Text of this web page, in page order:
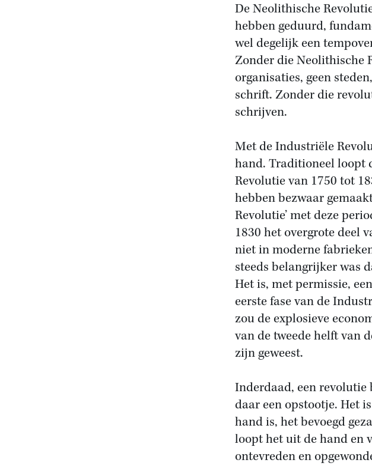
De Neolithische
hebben geduurd,
wel degelijk een
Zonder die Neolithische
organisaties, geen
schrift. Zonder die
schrijven.
Met de Industriële
hand. Traditioneel loopt
Revolutie van 1750 tot
hebben bezwaar
Revolutie’ met deze
1830 het overgrote deel
niet in moderne
steeds belangrijker was
Het is, met permissie,
eerste fase van de
zou de explosieve
van de tweede helft van
zijn geweest.
Inderdaad, een
daar een opstootje. Het
hand is, het bevoegd
loopt het uit de hand en
ontevreden en